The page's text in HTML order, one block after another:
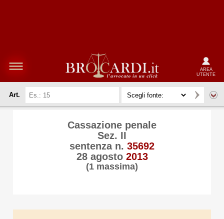
AREA
UTENTE
Art.
Cassazione penale
Sez. II
sentenza n. 35692
28 agosto 2013
(1 massima)